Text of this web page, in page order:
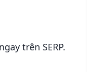
trên SERP.